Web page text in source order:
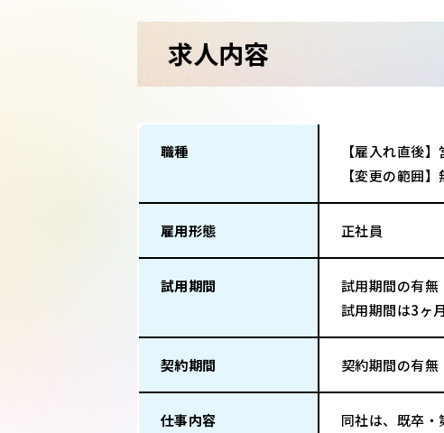
求人内容
職種
【雇入れ直後
【変更の範囲】
雇用形態 正社員
試用期間
試用期間の有無
試用期間は3ヶ
契約期間 契約期間の有無
仕事内容
同社は、既卒・